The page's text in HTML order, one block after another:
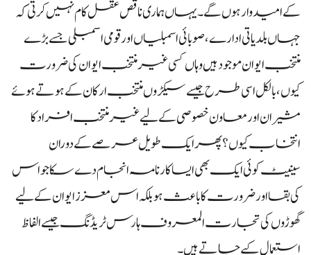
کے امیدوار ہوں گے۔ یہاں ہماری ناقص عقل کام نہیں کرتی کہ
جہاں بلدیاتی ادارے، صوبائی اسمبلیاں اور قومی اسمبلی جسے بڑے
منتخب ایوان موجود ہیں وہاں کسی غیر منتخب ایوان کی ضرورت
کیوں، بالکل اسی طرح جیسے سیکڑوں منتخب ارکان کے ہوتے ہوئے
مشیران اور معاون خصوصی کے لیے غیر منتخب افراد کا
انتخاب کیوں؟ پھر ایک طویل عرصے کے دوران
سینیٹ کوئی ایک بھی ایسا کارنامہ انجام دے سکا جو اس
کی بقا اور ضرورت کا باعث ہو بلکہ اس معزز ایوان کے لیے
گھوڑوں کی تجارت المعروف ہارس ٹریڈنگ جیسے الفاظ
استعمال کیے جاتے ہیں۔